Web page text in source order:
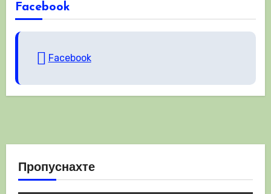
Facebook
Facebook
Пропуснахте